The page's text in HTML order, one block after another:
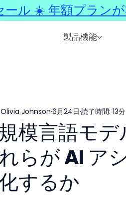
製品機能
模言語モ
らが AI ア
するか
Olivia Johnson 6月24日 読了時間: 13分
ール ☀️ 年額プラン